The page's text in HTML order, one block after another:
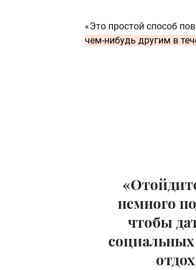
«Это простой способ
чем-нибудь другим в
немного
чтобы